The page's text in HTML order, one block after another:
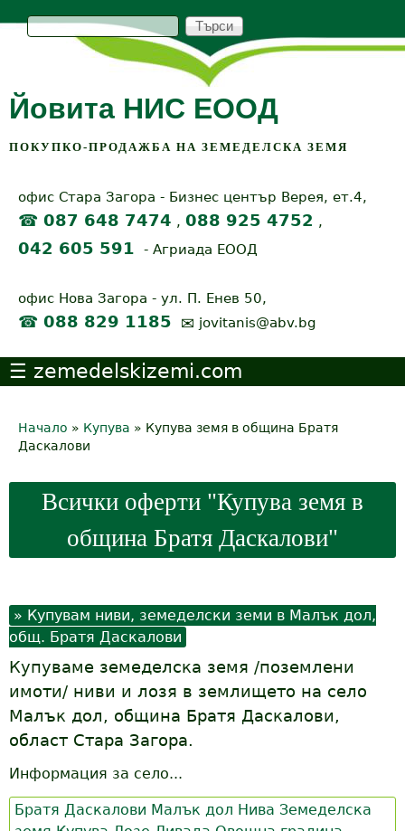
Skip
to
content
Йовита НИС ЕООД
ПОКУПКО-ПРОДАЖБА НА ЗЕМЕДЕЛСКА ЗЕМЯ
офис Стара Загора - Бизнес център Верея, ет.4,
☎ 087 648 7474 , 088 925 4752 ,
042 605 591 - Агриада ЕООД
S
r
c
f
o
m
Т
ъ
р
офис Нова Загора - ул. П. Енев 50,
☎ 088 829 1185 ✉ jovitanis@abv.bg
zemedelskizemi.com
Y
e
h
e
r
e
Начало » Купува » Купува земя в община Братя
Даскалови
Всички оферти "Купува земя в
община Братя Даскалови"
Купувам ниви, земеделски земи в Малък дол,
общ. Братя Даскалови
Купуваме земеделска земя /поземлени
имоти/ ниви и лозя в землището на село
Малък дол, община Братя Даскалови,
област Стара Загора.
Информация за село...
Братя Даскалови Малък дол Нива Земеделска